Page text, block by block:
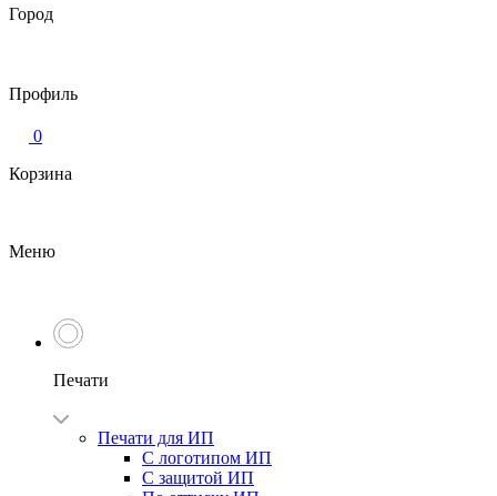
Город
Профиль
0
Корзина
Меню
Печати
Печати для ИП
С логотипом ИП
С защитой ИП